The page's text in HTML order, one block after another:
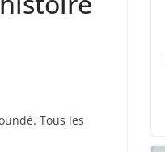
Tous les